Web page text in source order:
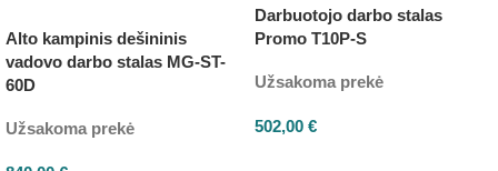
Alto kampinis dešininis
vadovo darbo stalas MG-ST-
60D
Užsakoma prekė
Darbuotojo darbo stalas
Promo T10P-S
Užsakoma prekė
502,00 €